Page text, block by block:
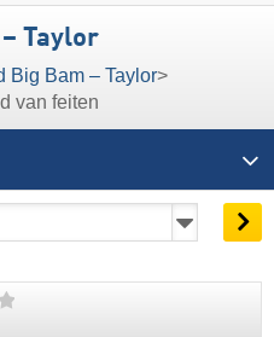
Taylor
Big Bam – Taylor>
van feiten